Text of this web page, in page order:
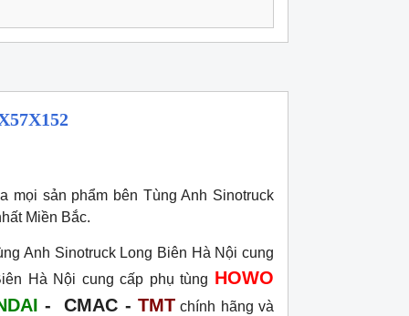
mọi sản phẩm bên Tùng Anh Sinotruck
Miền Bắc.
Anh Sinotruck Long Biên Hà Nội cung
Hà Nội cung cấp phụ tùng HOWO
- CMAC -TMT chính hãng và